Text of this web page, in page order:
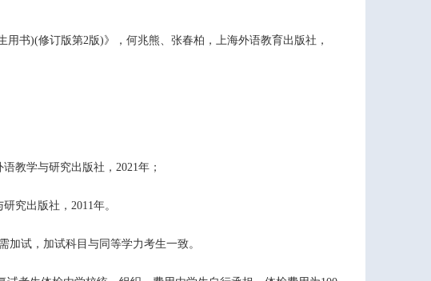
用书)(修订版第2版)》，何兆熊、张春柏，上海外语教育出版社，
教学与研究出版社， 2021年；
究出版社， 2011年。
加试，加试科目与同等学力考生一致。